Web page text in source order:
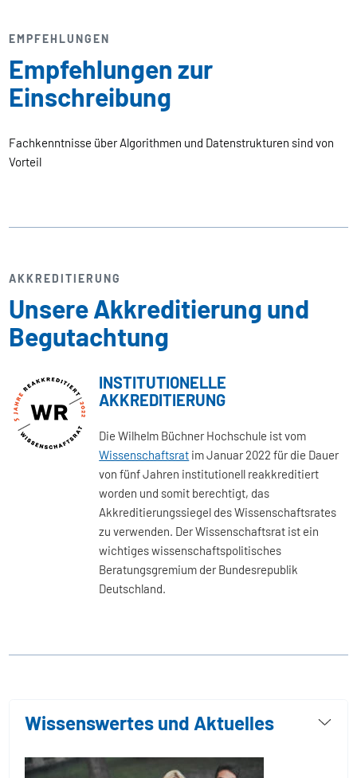
EMPFEHLUNGEN
Empfehlungen zur
Einschreibung
Fachkenntnisse über Algorithmen und Datenstrukturen sind von
Vorteil
AKKREDITIERUNG
Unsere Akkreditierung und
Begutachtung
INSTITUTIONELLE
AKKREDITIERUNG
Die Wilhelm Büchner Hochschule ist vom
Wissenschaftsrat im Januar 2022 für die Dauer
von fünf Jahren institutionell reakkreditiert
worden und somit berechtigt, das
Akkreditierungssiegel des Wissenschaftsrates
zu verwenden. Der Wissenschaftsrat ist ein
wichtiges wissenschaftspolitisches
Beratungsgremium der Bundesrepublik
Deutschland.
Wissenswertes und Aktuelles